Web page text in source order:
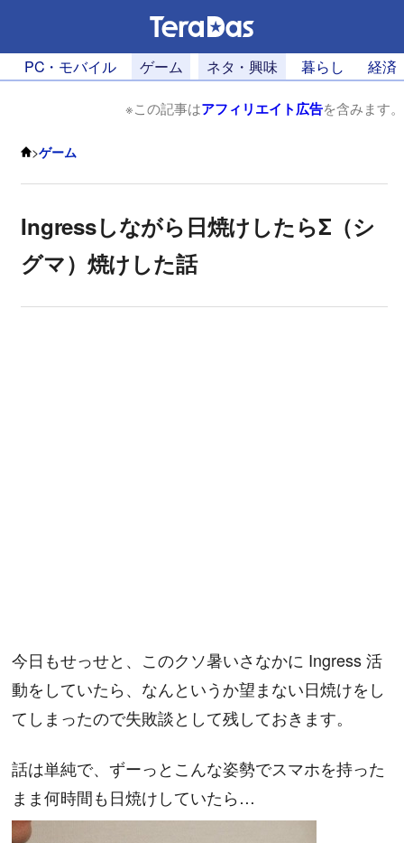
PC・モバイル ゲーム ネタ・興味 暮らし 経済
※この記事はアフィリエイト広告を含みます。
>ゲーム
Ingressしながら日焼けしたらΣ（シ
グマ）焼けした話
今日もせっせと、このクソ暑いさなかに Ingress 活
動をしていたら、なんというか望まない日焼けをし
てしまったので失敗談として残しておきます。
話は単純で、ずーっとこんな姿勢でスマホを持った
まま何時間も日焼けしていたら…